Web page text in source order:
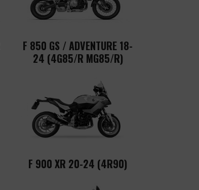
F 850 GS / ADVENTURE 18-
24 (4G85/R MG85/R)
F 900 XR 20-24 (4R90)